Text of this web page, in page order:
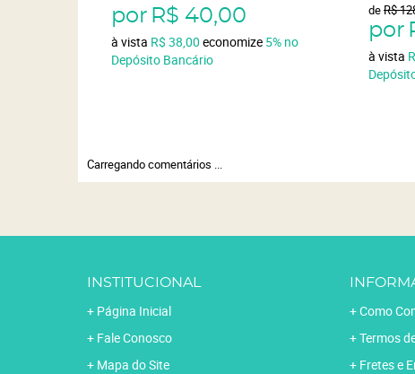
por R$ 40,00
à vista R$ 38,00 economize 5% no
Depósito Bancário
deR$
por
à vista
Carregando comentários ...
INSTITUCIONAL
Página Inicial
Fale Conosco
Mapa do Site
Como
Termos
Fretes e